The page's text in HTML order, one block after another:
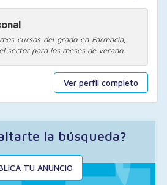
Ver perfil completo
cursos del grado en Farmacia,
sector para los meses de verano.
la búsqueda?
TU ANUNCIO